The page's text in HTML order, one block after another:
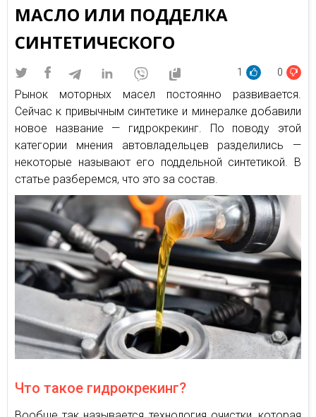
МАСЛО ИЛИ ПОДДЕЛКА
СИНТЕТИЧЕСКОГО
1 0
Рынок моторных масел постоянно развивается.
Сейчас к привычным синтетике и минералке добавили
новое название — гидрокрекинг. По поводу этой
категории мнения автовладельцев разделились —
некоторые называют его поддельной синтетикой. В
статье разберемся, что это за состав.
Что такое гидрокрекинг?